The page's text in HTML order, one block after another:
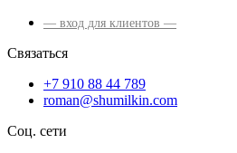
— вход для клиентов —
Связаться
+7 910 88 44 789
roman@shumilkin.com
Соц. сети